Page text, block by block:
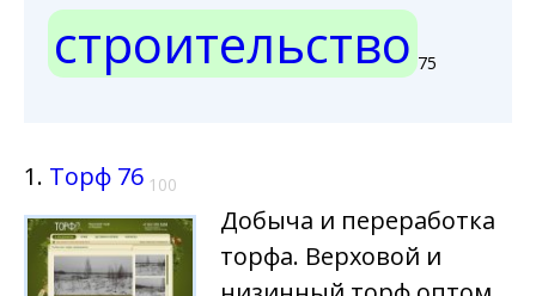
строительство 75
1. Торф 76 100
Добыча и переработка
торфа. Верховой и